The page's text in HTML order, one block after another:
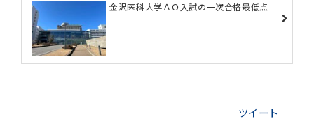
金沢医科大学ＡＯ入試の一次合格最低点
ツイート